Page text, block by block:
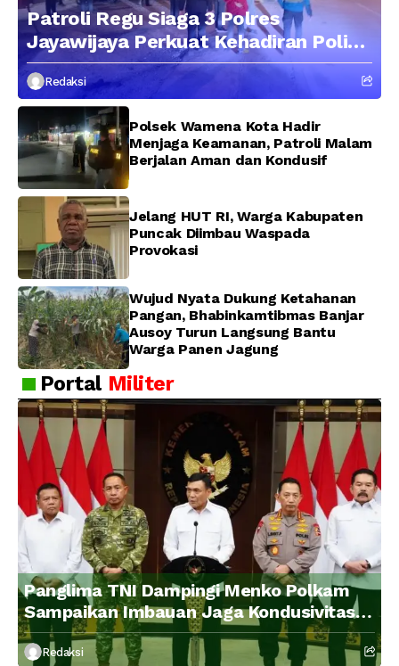
Patroli Regu Siaga 3 Polres
Jayawijaya Perkuat Kehadiran Polisi
di Tengah Masyarakat, Situasi
Wamena Tetap Aman dan Kondusif
Redaksi
Polsek Wamena Kota Hadir
Menjaga Keamanan, Patroli Malam
Berjalan Aman dan Kondusif
Jelang HUT RI, Warga Kabupaten
Puncak Diimbau Waspada
Provokasi
Wujud Nyata Dukung Ketahanan
Pangan, Bhabinkamtibmas Banjar
Ausoy Turun Langsung Bantu
Warga Panen Jagung
Portal Militer
Panglima TNI Dampingi Menko Polkam
Sampaikan Imbauan Jaga Kondusivitas
Bangsa
Redaksi